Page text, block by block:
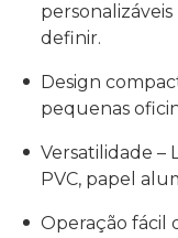
definir.
Design
pequenas
Versatilidade –
PVC, papel
Operação fácil